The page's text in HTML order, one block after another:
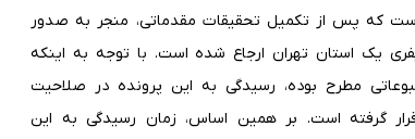
که پس از تکمیل تحقیقات مقدماتی، منجر به صدور
یک استان تهران ارجاع شده است. با توجه به اینکه
مطرح بوده، رسیدگی به این پرونده در صلاحیت
گرفته است. بر همین اساس، زمان رسیدگی به این